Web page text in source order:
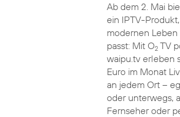
Ab dem 2. Mai
ein IPTV-
modernen Leben
passt: Mit O2TV
waipu.tv erleben
Euro im Monat
an jedem Ort –
oder unterwegs,
Fernseher oder